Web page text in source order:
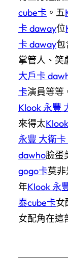
cube卡 。五
卡 daway位
卡 daway包
掌管人、笑
大戶卡
卡演員等等
Klook 永豐
來得太
永豐 大衛
dawho臉蛋
gogo卡莫
年Klook 永
泰cube卡女
女配角在這